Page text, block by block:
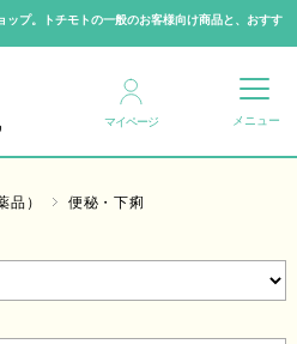
プ。トチモトの一般のお客様向け商品と、おすす
マイページ
品） 便秘・下痢